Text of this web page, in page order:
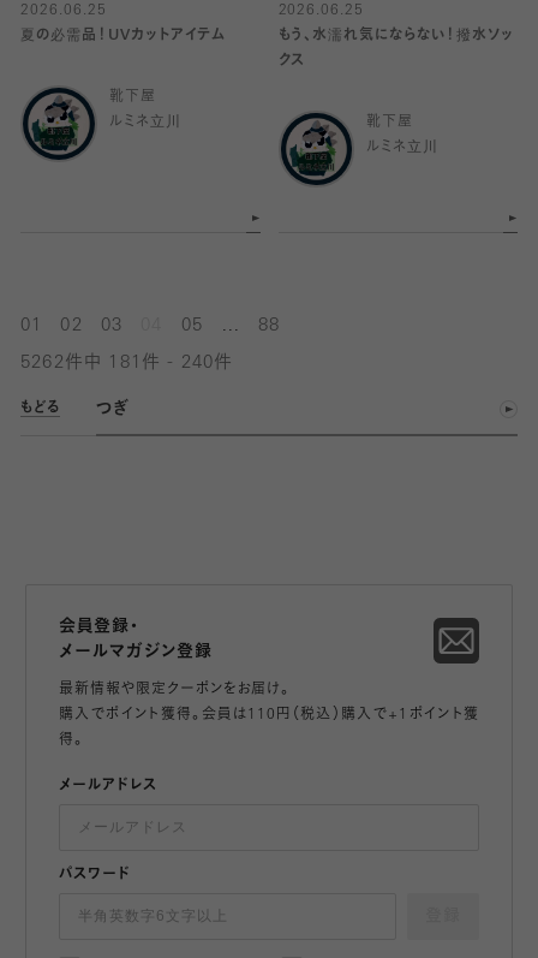
2026.06.25
夏の必需品！UVカットアイテム
靴下屋
ルミネ立川
2026.06.25
もう、水濡れ気にならない！撥水ソッ
クス
靴下屋
ルミネ立川
01 02 03 05 88
5262件中 181件 - 240件
もどる つぎ
会員登録・
メールマガジン登録
最新情報や限定クーポンをお届け。
購入でポイント獲得。会員は110円（税込）購入で+1ポイント獲
得。
メールアドレス
パスワード